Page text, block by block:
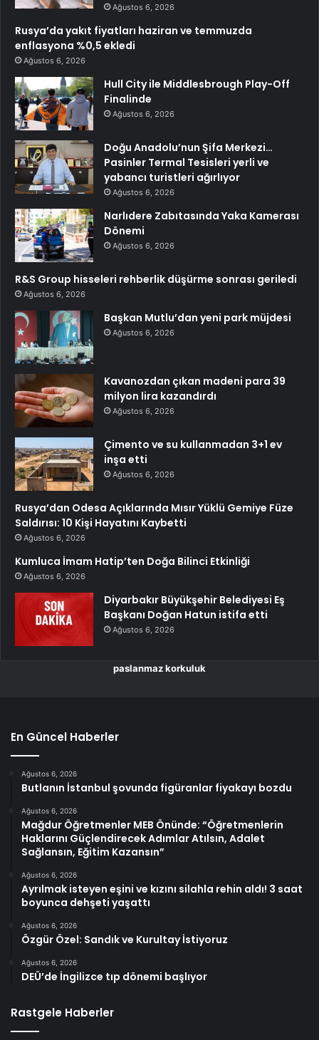
Ağustos 6, 2026
Rusya’da yakıt fiyatları haziran ve temmuzda
enflasyona %0,5 ekledi
Ağustos 6, 2026
Hull City ile Middlesbrough Play-Off
Finalinde
Ağustos 6, 2026
Doğu Anadolu’nun Şifa Merkezi…
Pasinler Termal Tesisleri yerli ve
yabancı turistleri ağırlıyor
Ağustos 6, 2026
Narlıdere Zabıtasında Yaka Kamerası
Dönemi
Ağustos 6, 2026
R&S Group hisseleri rehberlik düşürme sonrası geriledi
Ağustos 6, 2026
Başkan Mutlu’dan yeni park müjdesi
Ağustos 6, 2026
Kavanozdan çıkan madeni para 39
milyon lira kazandırdı
Ağustos 6, 2026
Çimento ve su kullanmadan 3+1 ev
inşa etti
Ağustos 6, 2026
Rusya’dan Odesa Açıklarında Mısır Yüklü Gemiye Füze
Saldırısı: 10 Kişi Hayatını Kaybetti
Ağustos 6, 2026
Kumluca İmam Hatip’ten Doğa Bilinci Etkinliği
Ağustos 6, 2026
Diyarbakır Büyükşehir Belediyesi Eş
Başkanı Doğan Hatun istifa etti
Ağustos 6, 2026
paslanmaz korkuluk
En Güncel Haberler
Ağustos 6, 2026
Butlanın İstanbul şovunda figüranlar fiyakayı bozdu
Ağustos 6, 2026
Mağdur Öğretmenler MEB Önünde: “Öğretmenlerin
Haklarını Güçlendirecek Adımlar Atılsın, Adalet
Sağlansın, Eğitim Kazansın”
Ağustos 6, 2026
Ayrılmak isteyen eşini ve kızını silahla rehin aldı! 3 saat
boyunca dehşeti yaşattı
Ağustos 6, 2026
Özgür Özel: Sandık ve Kurultay İstiyoruz
Ağustos 6, 2026
DEÜ’de İngilizce tıp dönemi başlıyor
Rastgele Haberler